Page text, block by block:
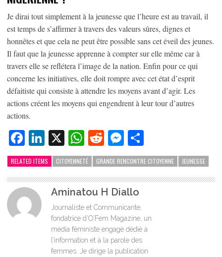
Je dirai tout simplement à la jeunesse que l’heure est au travail, il
est temps de s’affirmer à travers des valeurs sûres, dignes et
honnêtes et que cela ne peut être possible sans cet éveil des jeunes.
Il faut que la jeunesse apprenne à compter sur elle même car à
travers elle se reflétera l’image de la nation. Enfin pour ce qui
concerne les initiatives, elle doit rompre avec cet état d’esprit
défaitiste qui consiste à attendre les moyens avant d’agir. Les
actions créent les moyens qui engendrent à leur tour d’autres
actions.
Facebook
LinkedIn
X WhatsApp
RedditMessenger
RELATED ITEMS CITOYENNETÉ GRANDE RENCONTRE CITOYENNE JEUNESSE
Aminatou H Diallo
Journaliste et Communicante,
fondatrice d’O’Fem Magazine, un
média féministe engagé dédié à
l’information et à la parole des
femmes. Je dirige la publication